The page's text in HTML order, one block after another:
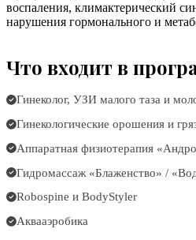
воспаления, климактерический
нарушения гормонального и
Что входит в
Гинеколог, УЗИ малого таза и
Гинекологические орошения и
Аппаратная физиотерапия
Гидромассаж «Блаженство» /
Robospine и BodyStyler
Аквааэробика